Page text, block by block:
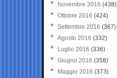
Novembre 2016 (438)
Ottobre 2016 (424)
Settembre 2016 (367)
Agosto 2016 (332)
Luglio 2016 (336)
Giugno 2016 (358)
Maggio 2016 (373)